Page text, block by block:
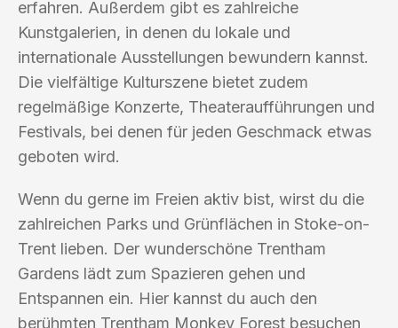
erfahren. Außerdem gibt es zahlreiche
Kunstgalerien, in denen du lokale und
internationale Ausstellungen bewundern kannst.
Die vielfältige Kulturszene bietet zudem
regelmäßige Konzerte, Theateraufführungen und
Festivals, bei denen für jeden Geschmack etwas
geboten wird.
Wenn du gerne im Freien aktiv bist, wirst du die
zahlreichen Parks und Grünflächen in Stoke-on-
Trent lieben. Der wunderschöne Trentham
Gardens lädt zum Spazieren gehen und
Entspannen ein. Hier kannst du auch den
berühmten Trentham Monkey Forest besuchen